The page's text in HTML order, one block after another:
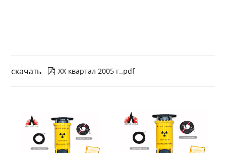
скачать  ХХ квартал 2005 г..pdf